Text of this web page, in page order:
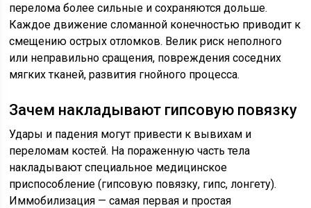
перелома более сильные и сохраняются дольше.
Каждое движение сломанной конечностью приводит к
смещению острых отломков. Велик риск неполного
или неправильно сращения, повреждения соседних
мягких тканей, развития гнойного процесса.
Зачем накладывают гипсовую повязку
Удары и падения могут привести к вывихам и
переломам костей. На пораженную часть тела
накладывают специальное медицинское
приспособление (гипсовую повязку, гипс, лонгету).
Иммобилизация — самая первая и простая